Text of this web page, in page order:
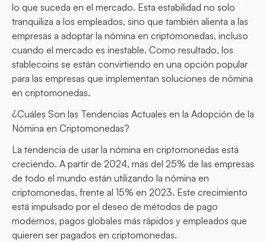
lo que suceda en el mercado. Esta estabilidad no solo
tranquiliza a los empleados, sino que también alienta a las
empresas a adoptar la nómina en criptomonedas, incluso
cuando el mercado es inestable. Como resultado, los
stablecoins se están convirtiendo en una opción popular
para las empresas que implementan soluciones de nómina
en criptomonedas.
¿Cuáles Son las Tendencias Actuales en la Adopción de la
Nómina en Criptomonedas?
La tendencia de usar la nómina en criptomonedas está
creciendo. A partir de 2024, más del 25% de las empresas
de todo el mundo están utilizando la nómina en
criptomonedas, frente al 15% en 2023. Este crecimiento
está impulsado por el deseo de métodos de pago
modernos, pagos globales más rápidos y empleados que
quieren ser pagados en criptomonedas.